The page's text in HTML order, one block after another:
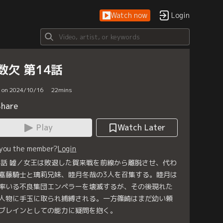
Watch now Login
欠 第14話
on 2024/10/16 22mins
Play
Watch Later
the member?Login
嘘／女王は敗退した賀来戦を前線から離脱させ、代わ
藤騎士と璃莉兄妹、睦月冬哉の3人を召集する。睦月は
いる不良集団エンペラーを壊滅するが、その後現れた
物に手玉に取られ捕縛される。一方篠崎はまだ幼い頼
レインとしての能力に疑問を抱く。